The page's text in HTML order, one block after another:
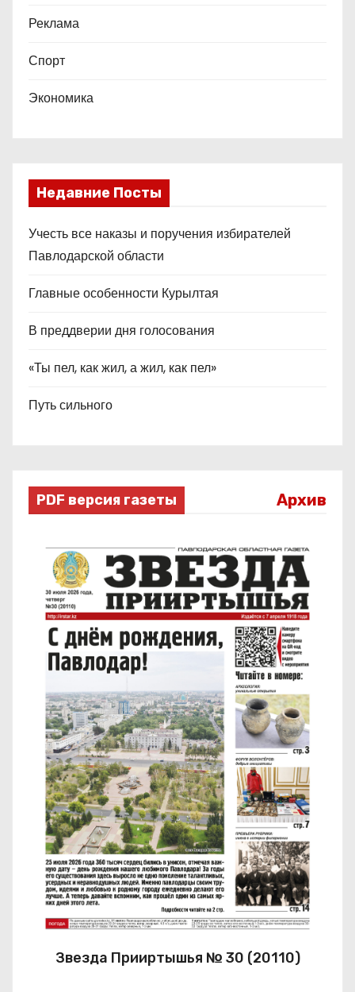
Реклама
Спорт
Экономика
Недавние Посты
Учесть все наказы и поручения избирателей
Павлодарской области
Главные особенности Курылтая
В преддверии дня голосования
«Ты пел, как жил, а жил, как пел»
Путь сильного
PDF версия газеты Архив
Звезда Прииртышья № 30 (20110)